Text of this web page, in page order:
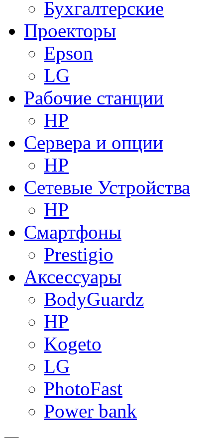
Бухгалтерские
Проекторы
Epson
LG
Рабочие станции
HP
Сервера и опции
HP
Сетевые Устройства
HP
Смартфоны
Prestigio
Аксессуары
BodyGuardz
HP
Kogeto
LG
PhotoFast
Power bank